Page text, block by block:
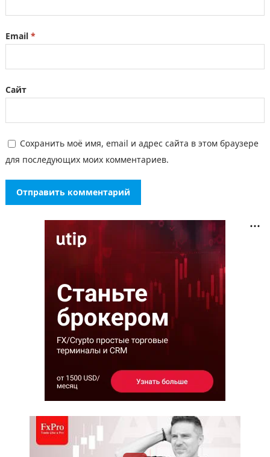
Email *
Сайт
Сохранить моё имя, email и адрес сайта в этом браузере
для последующих моих комментариев.